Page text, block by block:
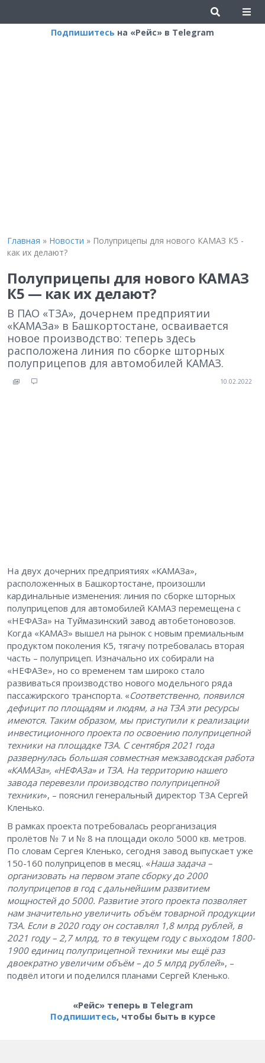
Подпишитесь на «Рейс» в Telegram
Главная » Новости » Полуприцепы для нового КАМАЗ К5 -
как их делают?
Полуприцепы для нового КАМАЗ
К5 — как их делают?
В ПАО «ТЗА», дочернем предприятии
«КАМАЗа» в Башкортостане, осваивается
новое производство: теперь здесь
расположена линия по сборке шторных
полуприцепов для автомобилей КАМАЗ.
10.02.2022
На двух дочерних предприятиях «КАМАЗа»,
расположенных в Башкортостане, произошли
кардинальные изменения: линия по сборке шторных
полуприцепов для автомобилей КАМАЗ перемещена с
«НЕФАЗа» на Туймазинский завод автобетоновозов.
Когда «КАМАЗ» вышел на рынок с новым премиальным
продуктом поколения К5, тягачу потребовалась вторая
часть – полуприцеп. Изначально их собирали на
«НЕФАЗе», но со временем там широко стало
развиваться производство нового модельного ряда
пассажирского транспорта. «Соответственно, появился
дефицит по площадям и людям, а на ТЗА эти ресурсы
имеются. Таким образом, мы приступили к реализации
инвестиционного проекта по освоению полуприцепной
техники на площадке ТЗА. С сентября 2021 года
развернулась большая совместная межзаводская работа
«КАМАЗа», «НЕФАЗа» и ТЗА. На территорию нашего
завода перевезли производство полуприцепной
техники», – пояснил генеральный директор ТЗА Сергей
Кленько.
В рамках проекта потребовалась реорганизация
пролётов № 7 и № 8 на площади около 5000 кв. метров.
По словам Сергея Кленько, сегодня завод выпускает уже
150-160 полуприцепов в месяц. «Наша задача –
организовать на первом этапе сборку до 2000
полуприцепов в год с дальнейшим развитием
мощностей до 5000. Развитие этого проекта позволяет
нам значительно увеличить объём товарной продукции
ТЗА. Если в 2020 году он составлял 1,8 млрд рублей, в
2021 году – 2,7 млрд, то в текущем году с выходом 1800-
1900 единиц полуприцепной техники мы ещё раз
двоекратно увеличим объём – до 5 млрд рублей», –
подвёл итоги и поделился планами Сергей Кленько.
«Рейс» теперь в Telegram
Подпишитесь, чтобы быть в курсе